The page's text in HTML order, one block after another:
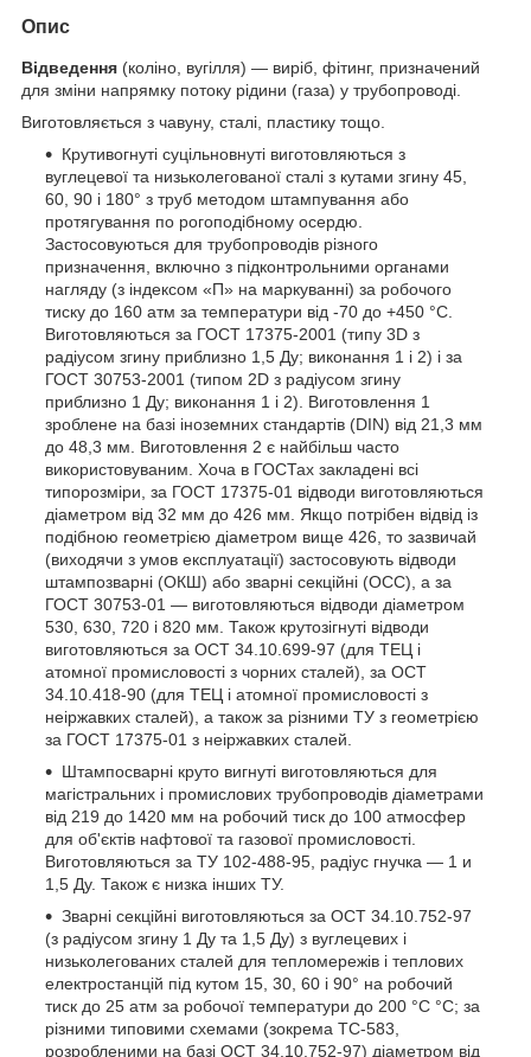
Опис
Відведення (коліно, вугілля) — виріб, фітинг, призначений
для зміни напрямку потоку рідини (газа) у трубопроводі.
Виготовляється з чавуну, сталі, пластику тощо.
Крутивогнуті суцільновнуті виготовляються з
вуглецевої та низьколегованої сталі з кутами згину 45,
60, 90 і 180° з труб методом штампування або
протягування по рогоподібному осердю.
Застосовуються для трубопроводів різного
призначення, включно з підконтрольними органами
нагляду (з індексом «П» на маркуванні) за робочого
тиску до 160 атм за температури від -70 до +450 °C.
Виготовляються за ГОСТ 17375-2001 (типу 3D з
радіусом згину приблизно 1,5 Ду; виконання 1 і 2) і за
ГОСТ 30753-2001 (типом 2D з радіусом згину
приблизно 1 Ду; виконання 1 і 2). Виготовлення 1
зроблене на базі іноземних стандартів (DIN) від 21,3 мм
до 48,3 мм. Виготовлення 2 є найбільш часто
використовуваним. Хоча в ГОСТах закладені всі
типорозміри, за ГОСТ 17375-01 відводи виготовляються
діаметром від 32 мм до 426 мм. Якщо потрібен відвід із
подібною геометрією діаметром вище 426, то зазвичай
(виходячи з умов експлуатації) застосовують відводи
штампозварні (ОКШ) або зварні секційні (ОСС), а за
ГОСТ 30753-01 — виготовляються відводи діаметром
530, 630, 720 і 820 мм. Також крутозігнуті відводи
виготовляються за ОСТ 34.10.699-97 (для ТЕЦ і
атомної промисловості з чорних сталей), за ОСТ
34.10.418-90 (для ТЕЦ і атомної промисловості з
неіржавких сталей), а також за різними ТУ з геометрією
за ГОСТ 17375-01 з неіржавких сталей.
Штампосварні круто вигнуті виготовляються для
магістральних і промислових трубопроводів діаметрами
від 219 до 1420 мм на робочий тиск до 100 атмосфер
для об'єктів нафтової та газової промисловості.
Виготовляються за ТУ 102-488-95, радіус гнучка — 1 и
1,5 Ду. Також є низка інших ТУ.
Зварні секційні виготовляються за ОСТ 34.10.752-97
(з радіусом згину 1 Ду та 1,5 Ду) з вуглецевих і
низьколегованих сталей для тепломережів і теплових
електростанцій під кутом 15, 30, 60 і 90° на робочий
тиск до 25 атм за робочої температури до 200 °C °C; за
різними типовими схемами (зокрема ТС-583,
розробленими на базі ОСТ 34.10.752-97) діаметром від